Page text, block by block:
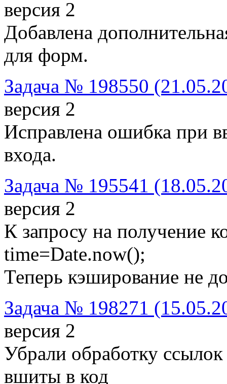
версия 2
Добавлена
для форм.
Задача № 198550
версия 2
Исправлена ошибка при
входа.
Задача № 195541
версия 2
К запросу на получение
time=Date.now();
Теперь кэширование не
Задача № 198271
версия 2
Убрали обработку
вшиты в код